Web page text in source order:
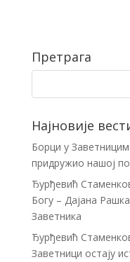
Претрага
Најновије
Борци у
придружио нашој
Ђурђевић
Богу – Дајана
Заветника
Ђурђевић
Заветници остају